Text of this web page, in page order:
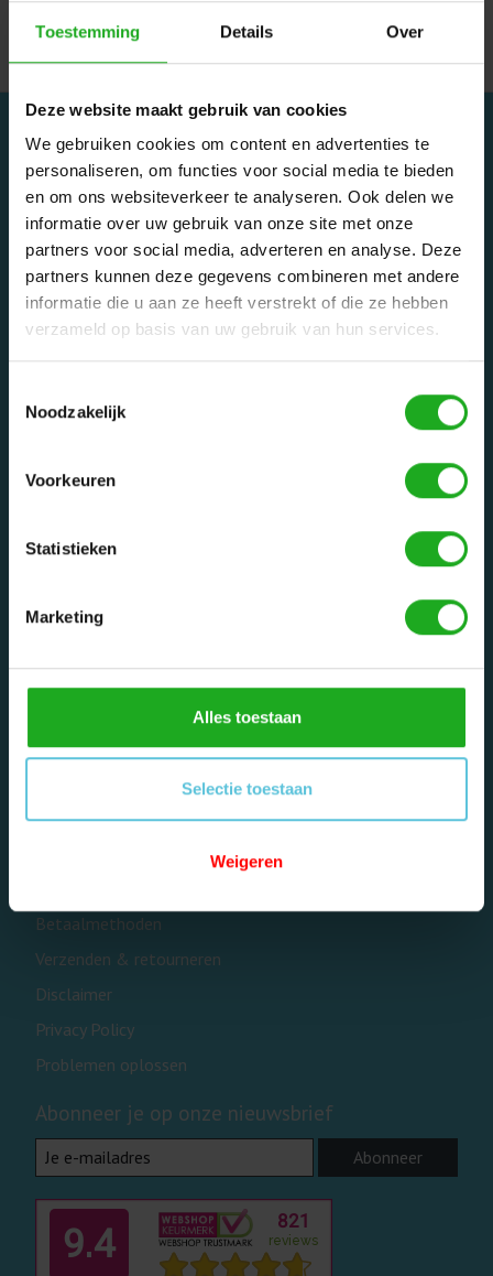
Toestemming Details Over
Deze website maakt gebruik van cookies
We gebruiken cookies om content en advertenties te
personaliseren, om functies voor social media te bieden
en om ons websiteverkeer te analyseren. Ook delen we
informatie over uw gebruik van onze site met onze
partners voor social media, adverteren en analyse. Deze
partners kunnen deze gegevens combineren met andere
informatie die u aan ze heeft verstrekt of die ze hebben
verzameld op basis van uw gebruik van hun services.
Noodzakelijk
Voorkeuren
Statistieken
Marketing
Alles toestaan
Selectie toestaan
Weigeren
€245,00
Dolphinrobot - Onderdeel van Zwemland B.V. www.zwemland.nl
Categorieën
Privé zwembaden
Openbare zwembaden
Waarom een Dolphin robot?
Tips
Registreren
Mijn bestellingen
Over ons
Betaalmethoden
Verzenden & retourneren
Disclaimer
Privacy Policy
Problemen oplossen
Abonneer je op onze nieuwsbrief
Abonneer